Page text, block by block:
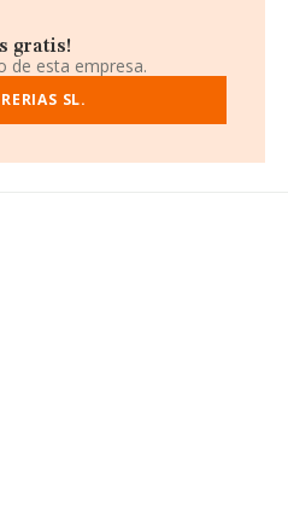
se encuentra en Calle Antracita
compañías, en el ámbito
y la media de facturación de
empresas, con ventas de
gratis!
de esta empresa.
SL.